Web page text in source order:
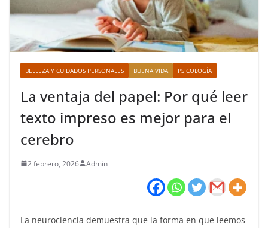
BELLEZA Y CUIDADOS PERSONALES BUENA VIDA PSICOLOGÍA
La ventaja del papel: Por qué leer
texto impreso es mejor para el
cerebro
2 febrero, 2026 Admin
La neurociencia demuestra que la forma en que leemos